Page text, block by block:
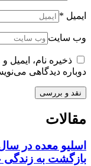
ایمیل *
وب سایت
ذخیره نام،
دوباره دیدگاهی
مقالات
بازگشت به زندگی